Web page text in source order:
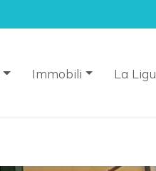
Immobili La